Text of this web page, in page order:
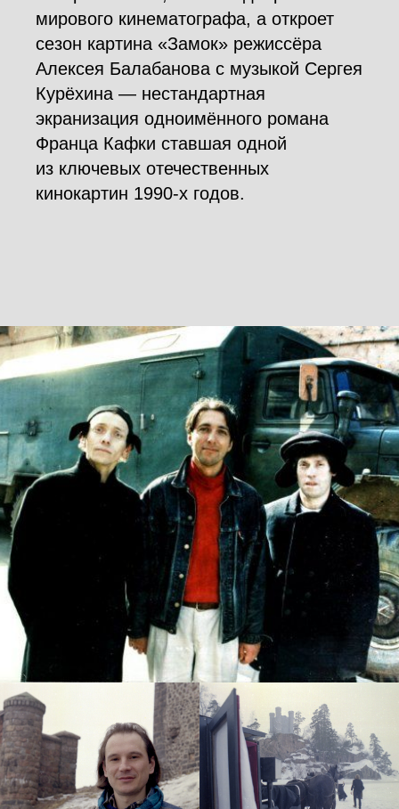
мирового кинематографа, а откроет
сезон картина «Замок» режиссёра
Алексея Балабанова с музыкой Сергея
Курёхина — нестандартная
экранизация одноимённого романа
Франца Кафки ставшая одной
из ключевых отечественных
кинокартин 1990-х годов.